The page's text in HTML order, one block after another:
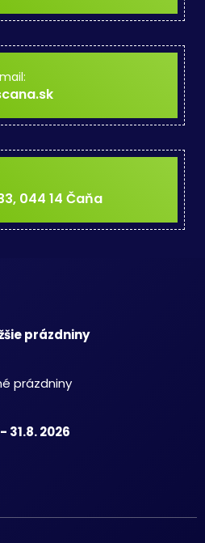
044 14 Čaňa
prázdniny
prázdniny
31.8. 2026